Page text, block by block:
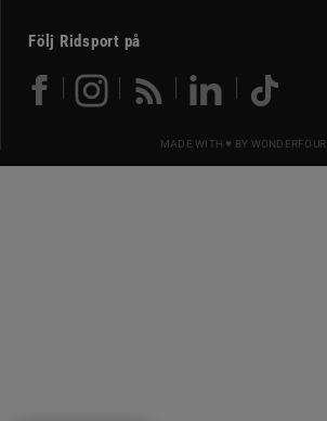
Följ Ridsport på
MADE WITH ♥ BY WONDERFOUR